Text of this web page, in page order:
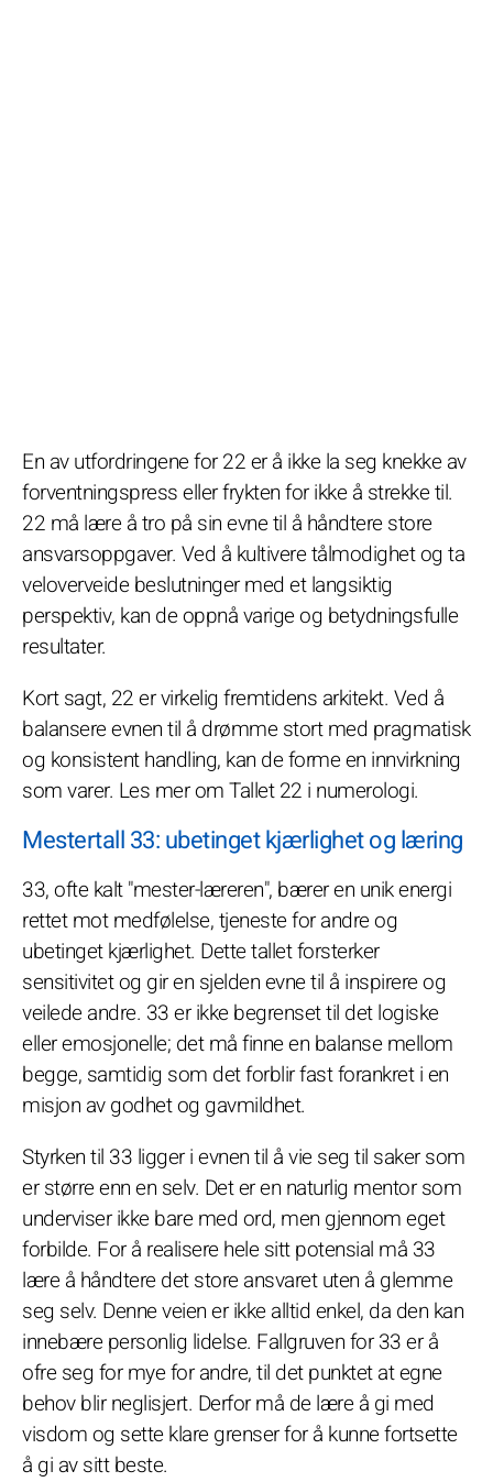
En av utfordringene for 22 er å ikke la seg knekke av
forventningspress eller frykten for ikke å strekke til.
22 må lære å tro på sin evne til å håndtere store
ansvarsoppgaver. Ved å kultivere tålmodighet og ta
veloverveide beslutninger med et langsiktig
perspektiv, kan de oppnå varige og betydningsfulle
resultater.
Kort sagt, 22 er virkelig fremtidens arkitekt. Ved å
balansere evnen til å drømme stort med pragmatisk
og konsistent handling, kan de forme en innvirkning
som varer. Les mer om Tallet 22 i numerologi.
Mestertall 33: ubetinget kjærlighet og læring
33, ofte kalt "mester-læreren", bærer en unik energi
rettet mot medfølelse, tjeneste for andre og
ubetinget kjærlighet. Dette tallet forsterker
sensitivitet og gir en sjelden evne til å inspirere og
veilede andre. 33 er ikke begrenset til det logiske
eller emosjonelle; det må finne en balanse mellom
begge, samtidig som det forblir fast forankret i en
misjon av godhet og gavmildhet.
Styrken til 33 ligger i evnen til å vie seg til saker som
er større enn en selv. Det er en naturlig mentor som
underviser ikke bare med ord, men gjennom eget
forbilde. For å realisere hele sitt potensial må 33
lære å håndtere det store ansvaret uten å glemme
seg selv. Denne veien er ikke alltid enkel, da den kan
innebære personlig lidelse. Fallgruven for 33 er å
ofre seg for mye for andre, til det punktet at egne
behov blir neglisjert. Derfor må de lære å gi med
visdom og sette klare grenser for å kunne fortsette
å gi av sitt beste.